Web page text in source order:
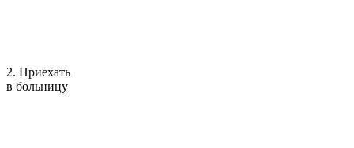
2. Приехать
в больницу